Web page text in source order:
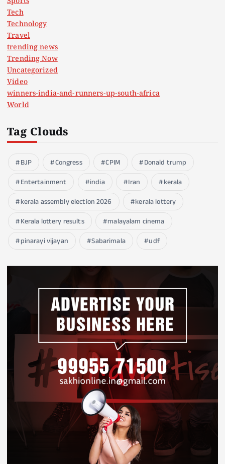
Tech
Technology
Travel
trending news
Trending Now
Uncategorized
Video
winners-india-and-runners-up-south-africa
World
Tag Clouds
BJP Congress CPIM
Donald trump
Entertainment
india Iran
kerala
kerala assembly election 2026
kerala lottery
Kerala lottery results
malayalam cinema
pinarayi vijayan
Sabarimala udf